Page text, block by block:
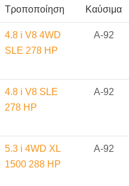
Τροποποίηση Καύσιμα
4.8 i V8 4WD
SLE 278 HP
A-92
4.8 i V8 SLE
278 HP
A-92
5.3 i 4WD XL
1500 288 HP
A-92